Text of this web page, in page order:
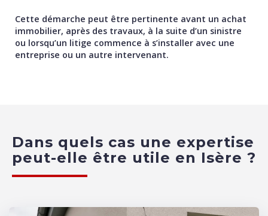
Cette démarche peut être pertinente avant un achat
immobilier, après des travaux, à la suite d’un sinistre
ou lorsqu’un litige commence à s’installer avec une
entreprise ou un autre intervenant.
Dans quels cas une expertise
peut-elle être utile en Isère ?